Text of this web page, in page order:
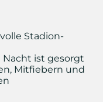
Stadion-
Nacht ist gesorgt
Mitfiebern und